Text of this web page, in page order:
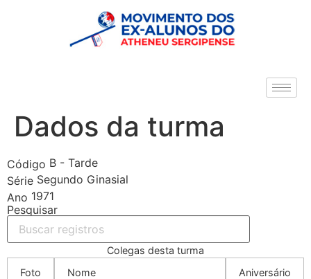
Dados da turma
Código B - Tarde
Série Segundo Ginasial
Ano 1971
Pesquisar
Colegas desta turma
Foto
Nome Aniversário